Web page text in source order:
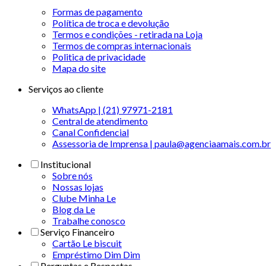
Formas de pagamento
Política de troca e devolução
Termos e condições - retirada na Loja
Termos de compras internacionais
Politica de privacidade
Mapa do site
Serviços ao cliente
WhatsApp | (21) 97971-2181
Central de atendimento
Canal Confidencial
Assessoria de Imprensa | paula@agenciaamais.com.br
Institucional
Sobre nós
Nossas lojas
Clube Minha Le
Blog da Le
Trabalhe conosco
Serviço Financeiro
Cartão Le biscuit
Empréstimo Dim Dim